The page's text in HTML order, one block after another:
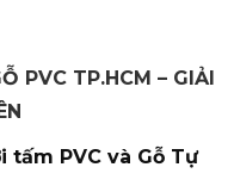
PVC TP.HCM – GIẢI
tấm PVC và Gỗ Tự